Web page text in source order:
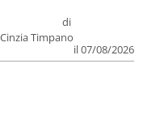
di
Cinzia Timpano
il 07/08/2026